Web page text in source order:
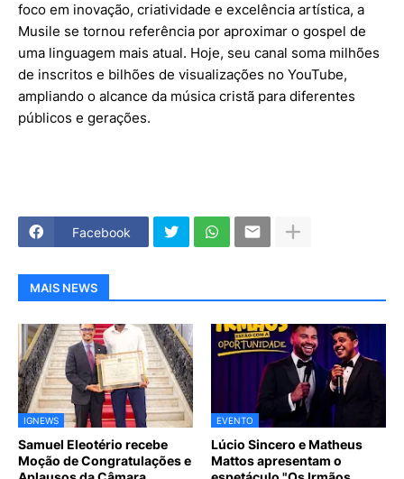
foco em inovação, criatividade e excelência artística, a
Musile se tornou referência por aproximar o gospel de
uma linguagem mais atual. Hoje, seu canal soma milhões
de inscritos e bilhões de visualizações no YouTube,
ampliando o alcance da música cristã para diferentes
públicos e gerações.
Facebook
MAIS NEWS
IGNEWS
Samuel Eleotério recebe
Moção de Congratulações e
EVENTO
Lúcio Sincero e Matheus
Mattos apresentam o